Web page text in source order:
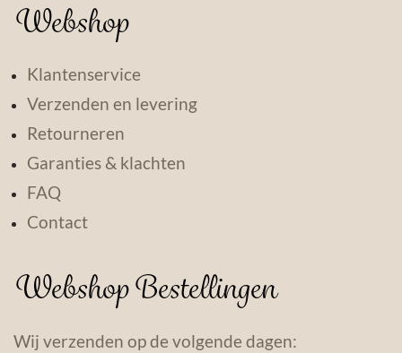
Webshop
Klantenservice
Verzenden en levering
Retourneren
Garanties & klachten
FAQ
Contact
Webshop Bestellingen
Wij verzenden op de volgende dagen: